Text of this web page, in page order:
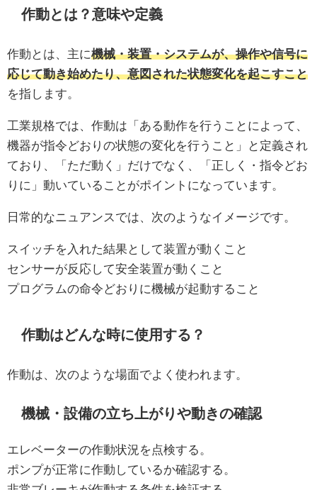
作動とは？意味や定義
作動とは、主に機械・装置・システムが、操作や信号に
応じて動き始めたり、意図された状態変化を起こすこと
を指します。
工業規格では、作動は「ある動作を行うことによって、
機器が指令どおりの状態の変化を行うこと」と定義され
ており、「ただ動く」だけでなく、「正しく・指令どお
りに」動いていることがポイントになっています。
日常的なニュアンスでは、次のようなイメージです。
スイッチを入れた結果として装置が動くこと
センサーが反応して安全装置が動くこと
プログラムの命令どおりに機械が起動すること
作動はどんな時に使用する？
作動は、次のような場面でよく使われます。
機械・設備の立ち上がりや動きの確認
エレベーターの作動状況を点検する。
ポンプが正常に作動しているか確認する。